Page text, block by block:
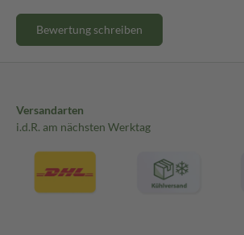
Bewertung schreiben
Versandarten
i.d.R. am nächsten Werktag